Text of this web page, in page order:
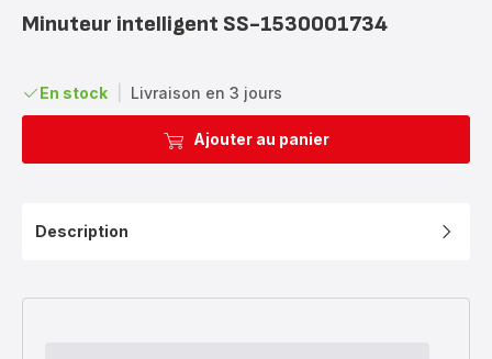
Minuteur intelligent SS-1530001734
En stock Livraison en 3 jours
Ajouter au panier
Description